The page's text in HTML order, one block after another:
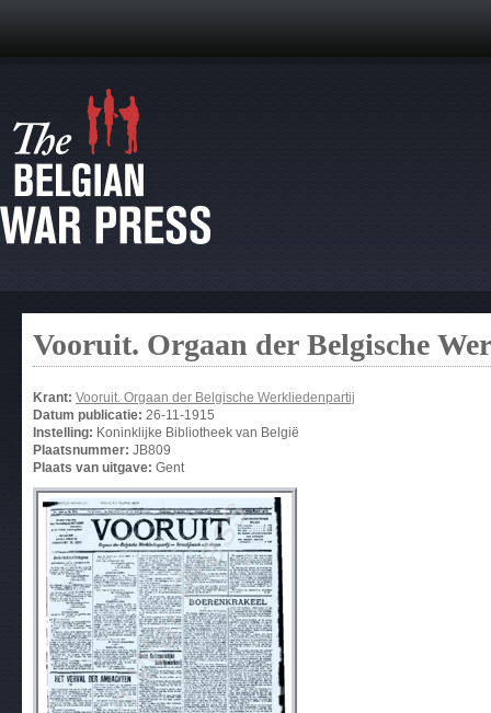
Vooruit. Orgaan der Belgische
Krant: Vooruit. Orgaan der Belgische Werkliedenpartij
Datum publicatie: 26-11-1915
Instelling: Koninklijke Bibliotheek van België
Plaatsnummer: JB809
Plaats van uitgave: Gent